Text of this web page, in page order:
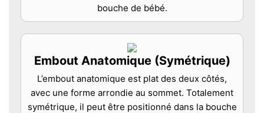
bouche de bébé.
Embout Anatomique (Symétrique)
L’embout anatomique est plat des deux côtés,
avec une forme arrondie au sommet. Totalement
symétrique, il peut être positionné dans la bouche